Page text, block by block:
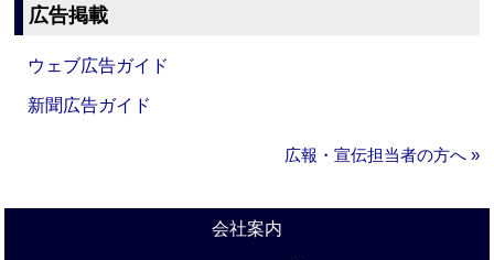
広告掲載
ウェブ広告ガイド
新聞広告ガイド
広報・宣伝担当者の方へ »
会社案内